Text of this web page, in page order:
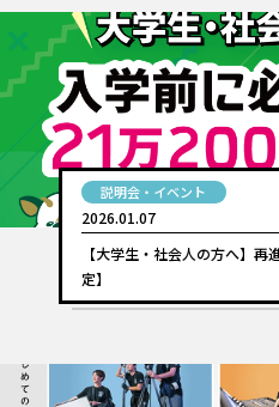
説明会・イベント
2026.01.07
【大学生・社会人の方へ】
定】